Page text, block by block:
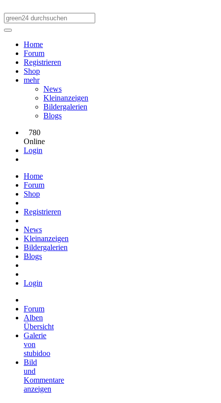
Home
Forum
Registrieren
Shop
mehr
News
Kleinanzeigen
Bildergalerien
Blogs
780
Online
Login
Home
Forum
Shop
Registrieren
News
Kleinanzeigen
Bildergalerien
Blogs
Login
Forum
Alben
Übersicht
Galerie
von
stubidoo
Bild
und
Kommentare
anzeigen